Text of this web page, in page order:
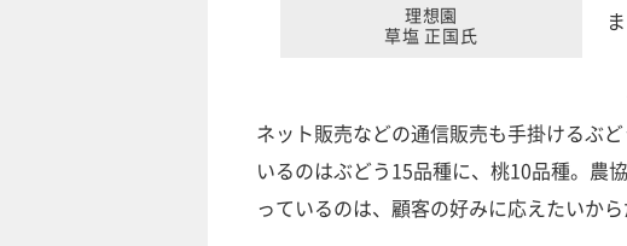
理想園
草塩 正国氏
ネット販売などの通信販売も手掛けるぶ
いるのはぶどう15品種に、桃10品種。農
っているのは、顧客の好みに応えたいから